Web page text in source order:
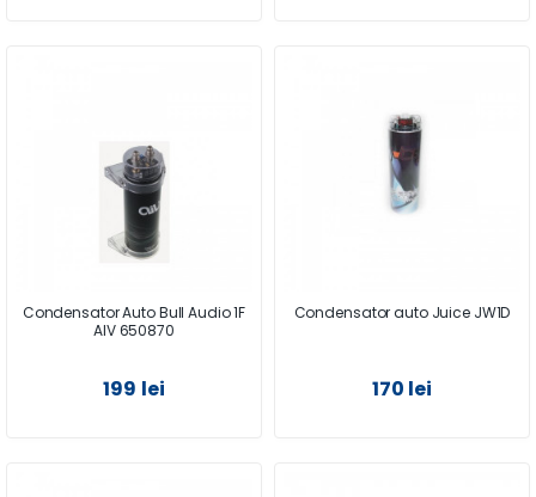
Condensator Auto Bull Audio 1F
AIV 650870
199 lei
Condensator auto Juice JW1D
170 lei